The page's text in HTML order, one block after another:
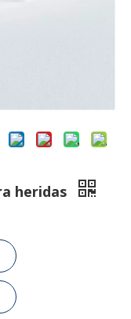
heridas